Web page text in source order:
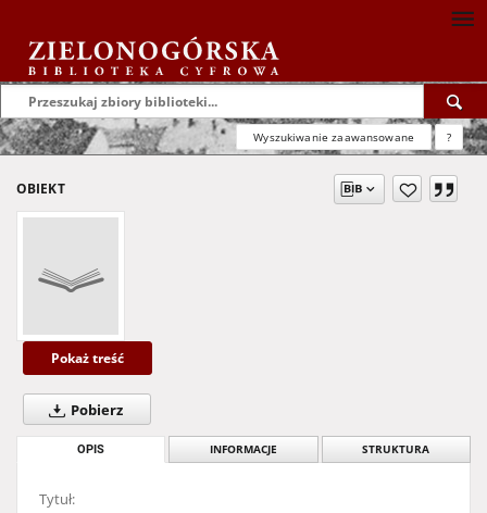
Wyszukiwanie zaawansowane ?
OBIEKT
Pokaż treść
Pobierz
OPIS INFORMACJE STRUKTURA
Tytuł: